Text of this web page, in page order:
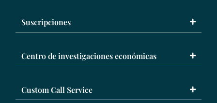
Suscripciones
Centro de investigaciones económicas
Custom Call Service